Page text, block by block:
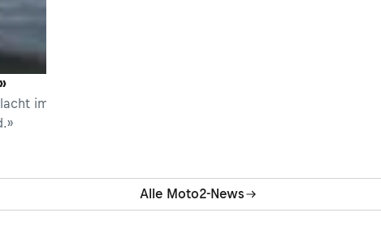
im Moto2-Rennen für sich und hielt seinen Schweizer
Alle Moto2-News